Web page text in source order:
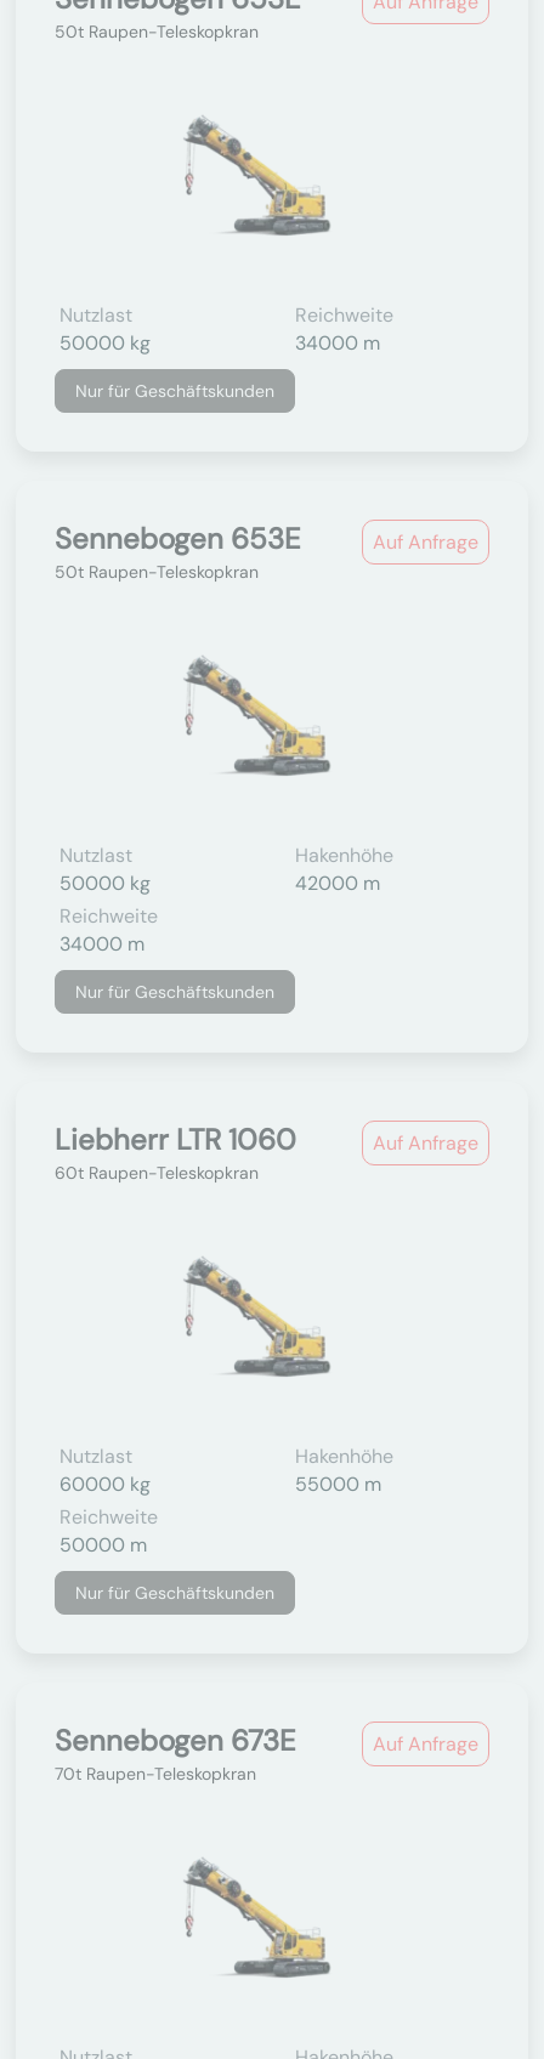
50t Raupen-Teleskopkran
Nutzlast
50000 kg
Reichweite
34000 m
Nur für Geschäftskunden
Auf Anfrage
Sennebogen 653E
50t Raupen-Teleskopkran
Nutzlast
50000 kg
Hakenhöhe
42000 m
Reichweite
34000 m
Nur für Geschäftskunden
Auf Anfrage
Liebherr LTR 1060
60t Raupen-Teleskopkran
Nutzlast
60000 kg
Hakenhöhe
55000 m
Reichweite
50000 m
Nur für Geschäftskunden
Auf Anfrage
Sennebogen 673E
70t Raupen-Teleskopkran